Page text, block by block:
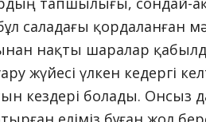
саладағы қордаланған
нақты шаралар
жүйесі үлкен кедергі
кездері болады. Онсыз